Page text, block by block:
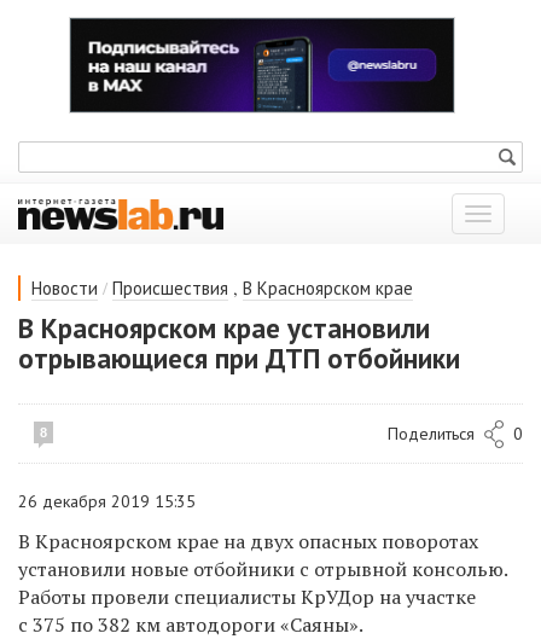
Показать
меню
Новости / Происшествия , В Красноярском крае
В Красноярском крае установили
отрывающиеся при ДТП отбойники
8 Поделиться 0
26 декабря 2019 15:35
В Красноярском крае на двух опасных поворотах
установили новые отбойники с отрывной консолью.
Работы провели специалисты КрУДор на участке
с 375 по 382 км автодороги «Саяны».